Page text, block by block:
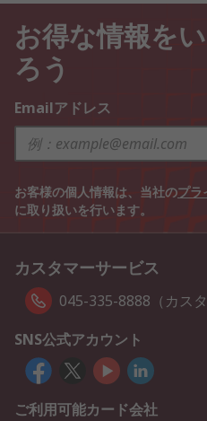
お得な情報を
ろう
Emailアドレス
お客様の個人情報は、当社のプラ
に取り扱いを行います。
カスタマーサービス
045-335-8888（カス
SNS公式アカウント
ご利用可能カード会社